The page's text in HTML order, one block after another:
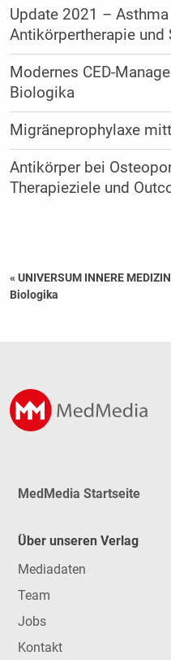
Update 2021 –
Antikörpertherapie und
Modernes CED-
Biologika
Migräneprophylaxe
Antikörper bei
Therapieziele und
« UNIVERSUM INNERE MEDIZIN
Biologika
MedMedia Startseite
Über unseren Verlag
Mediadaten
Team
Jobs
Kontakt